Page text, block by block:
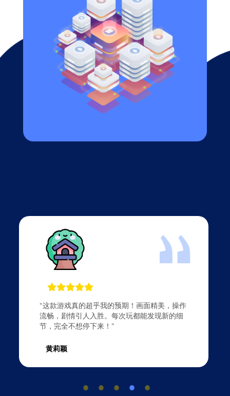
“非常棒的一款游戏！画质惊人，游戏音效也做
得特别好。最喜欢的是游戏中的自由度，几乎
每个决策都能影响剧情走向。真心推荐给所有